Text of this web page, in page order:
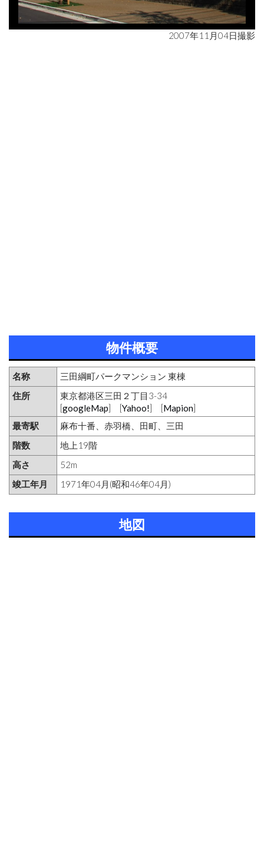
2007年11月04日撮影
物件概要
名称
三田綱町パークマンション 東棟
住所
東京都港区三田２丁目3-34
[googleMap] [Yahoo!] [Mapion]
最寄駅
麻布十番、赤羽橋、田町、三田
階数
地上19階
高さ
52m
竣工年月
1971年04月(昭和46年04月)
地図